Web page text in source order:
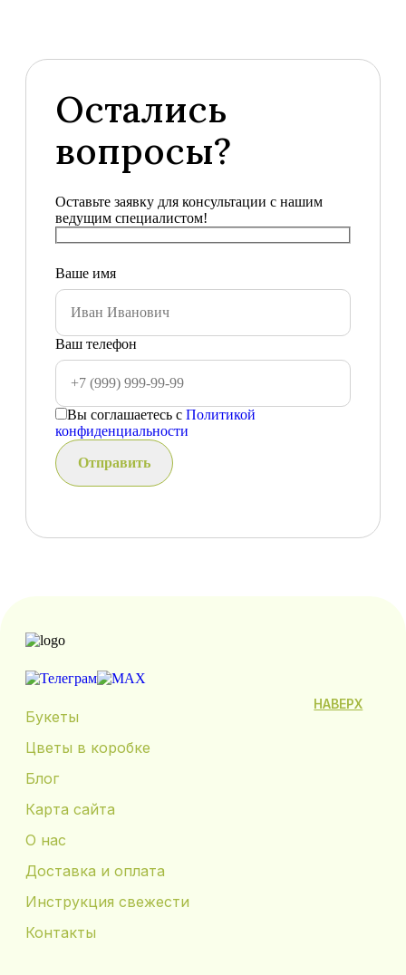
Остались
вопросы?
Оставьте заявку для консультации с нашим
ведущим специалистом!
Ваше имя
Ваш телефон
Вы соглашаетесь с Политикой
конфиденциальности
Букеты
Цветы в коробке
Блог
Карта сайта
О нас
Доставка и оплата
Инструкция свежести
Контакты
НАВЕРХ